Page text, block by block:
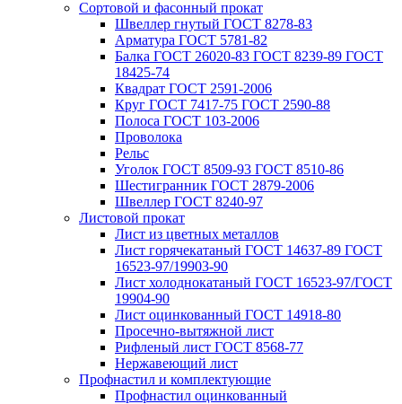
Сортовой и фасонный прокат
Швеллер гнутый ГОСТ 8278-83
Арматура ГОСТ 5781-82
Балка ГОСТ 26020-83 ГОСТ 8239-89 ГОСТ
18425-74
Квадрат ГОСТ 2591-2006
Круг ГОСТ 7417-75 ГОСТ 2590-88
Полоса ГОСТ 103-2006
Проволока
Рельс
Уголок ГОСТ 8509-93 ГОСТ 8510-86
Шестигранник ГОСТ 2879-2006
Швеллер ГОСТ 8240-97
Листовой прокат
Лист из цветных металлов
Лист горячекатаный ГОСТ 14637-89 ГОСТ
16523-97/19903-90
Лист холоднокатаный ГОСТ 16523-97/ГОСТ
19904-90
Лист оцинкованный ГОСТ 14918-80
Просечно-вытяжной лист
Рифленый лист ГОСТ 8568-77
Нержавеющий лист
Профнастил и комплектующие
Профнастил оцинкованный